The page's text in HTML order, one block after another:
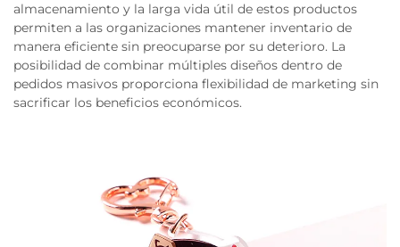
almacenamiento y la larga vida útil de estos productos
permiten a las organizaciones mantener inventario de
manera eficiente sin preocuparse por su deterioro. La
posibilidad de combinar múltiples diseños dentro de
pedidos masivos proporciona flexibilidad de marketing sin
sacrificar los beneficios económicos.